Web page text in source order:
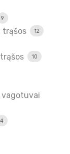
9
trąšos 12
10
4